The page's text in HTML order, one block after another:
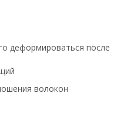
деформироваться после
волокон